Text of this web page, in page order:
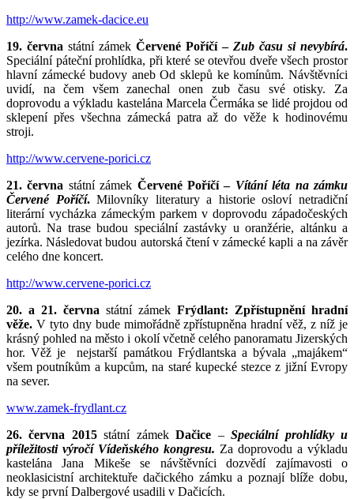
http://www.zamek-dacice.eu
19. června státní zámek Červené Poříčí – Zub času si nevybírá.
Speciální páteční prohlídka, při které se otevřou dveře všech prostor
hlavní zámecké budovy aneb Od sklepů ke komínům. Návštěvníci
uvidí, na čem všem zanechal onen zub času své otisky. Za
doprovodu a výkladu kastelána Marcela Čermáka se lidé projdou od
sklepení přes všechna zámecká patra až do věže k hodinovému
stroji.
http://www.cervene-porici.cz
21. června státní zámek Červené Poříčí – Vítání léta na zámku
Červené Poříčí.Milovníky literatury a historie osloví netradiční
literární vycházka zámeckým parkem v doprovodu západočeských
autorů. Na trase budou speciální zastávky u oranžérie, altánku a
jezírka. Následovat budou autorská čtení v zámecké kapli a na závěr
celého dne koncert.
http://www.cervene-porici.cz
20. a 21. června státní zámek Frýdlant: Zpřístupnění hradní
věže. V tyto dny bude mimořádně zpřístupněna hradní věž, z níž je
krásný pohled na město i okolí včetně celého panoramatu Jizerských
hor. Věž je nejstarší památkou Frýdlantska a bývala „majákem“
všem poutníkům a kupcům, na staré kupecké stezce z jižní Evropy
na sever.
www.zamek-frydlant.cz
26. června 2015státní zámekDačice –Speciální prohlídky u
příležitosti výročí Vídeňského kongresu. Za doprovodu a výkladu
kastelána Jana Mikeše se návštěvníci dozvědí zajímavosti o
neoklasicistní architektuře dačického zámku a poznají blíže dobu,
kdy se první Dalbergové usadili v Dačicích.